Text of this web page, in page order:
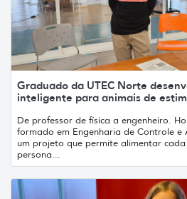
Graduado da UTEC Norte
inteligente para animais de
De professor de física a engenheiro.
formado em Engenharia de Controle e
um projeto que permite alimentar
persona...